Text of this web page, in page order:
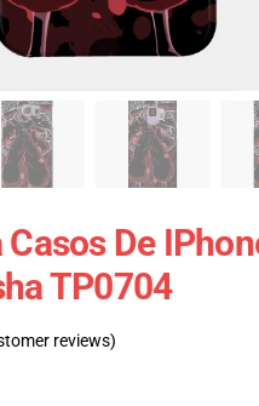
De
TP0704
reviews)